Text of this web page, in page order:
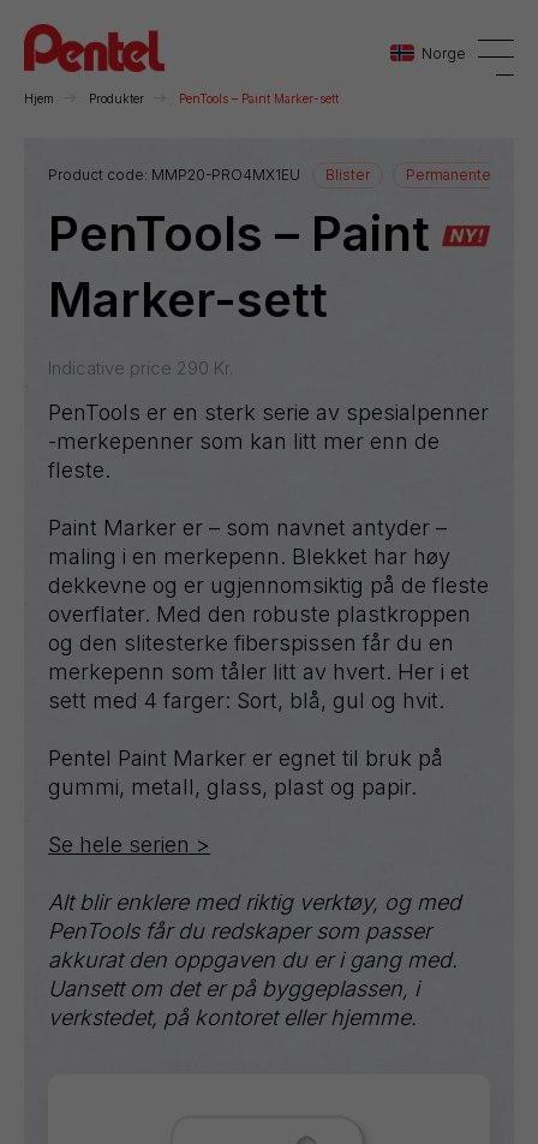
Norge
Danmark
Sverige
Hjem Produkter PenTools – Paint Marker-sett
Product code: MMP20-PRO4MX1EU Blister Permanente
PenTools – Paint
Marker-sett
Indicative price 290 Kr.
PenTools er en sterk serie av spesialpenner
-merkepenner som kan litt mer enn de
fleste.
Paint Marker er – som navnet antyder –
maling i en merkepenn. Blekket har høy
dekkevne og er ugjennomsiktig på de fleste
overflater. Med den robuste plastkroppen
og den slitesterke fiberspissen får du en
merkepenn som tåler litt av hvert. Her i et
sett med 4 farger: Sort, blå, gul og hvit.
Pentel Paint Marker er egnet til bruk på
gummi, metall, glass, plast og papir.
Se hele serien >
Alt blir enklere med riktig verktøy, og med
PenTools får du redskaper som passer
akkurat den oppgaven du er i gang med.
Uansett om det er på byggeplassen, i
verkstedet, på kontoret eller hjemme.